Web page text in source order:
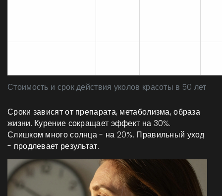
Стоимость и срок действия уколов красоты в 50 лет
Сроки зависят от препарата, метаболизма, образа
жизни. Курение сокращает эффект на 30%.
Слишком много солнца - на 20%. Правильный уход
- продлевает результат.